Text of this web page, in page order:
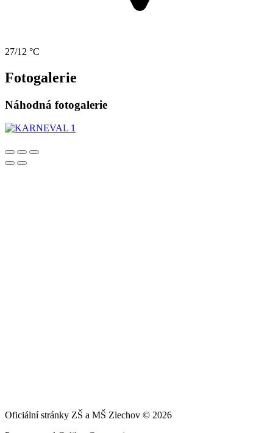
27/12 °C
Fotogalerie
Náhodná fotogalerie
Oficiální stránky ZŠ a MŠ Zlechov © 2026